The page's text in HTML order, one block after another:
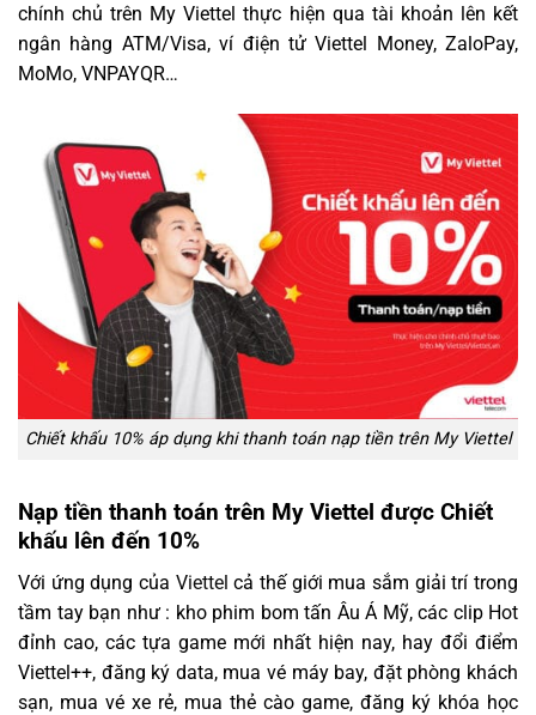
chính chủ trên My Viettel thực hiện qua tài khoản lên kết
ngân hàng ATM/Visa, ví điện tử Viettel Money, ZaloPay,
MoMo, VNPAYQR…
Chiết khấu 10% áp dụng khi thanh toán nạp tiền trên My Viettel
Nạp tiền thanh toán trên My Viettel được Chiết
khấu lên đến 10%
Với ứng dụng của Viettel cả thế giới mua sắm giải trí trong
tầm tay bạn như : kho phim bom tấn Âu Á Mỹ, các clip Hot
đỉnh cao, các tựa game mới nhất hiện nay, hay đổi điểm
Viettel++, đăng ký data, mua vé máy bay, đặt phòng khách
sạn, mua vé xe rẻ, mua thẻ cào game, đăng ký khóa học